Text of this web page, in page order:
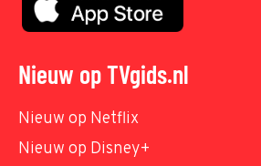
Nieuw op TVgids.nl
Nieuw op Netflix
Nieuw op Disney+